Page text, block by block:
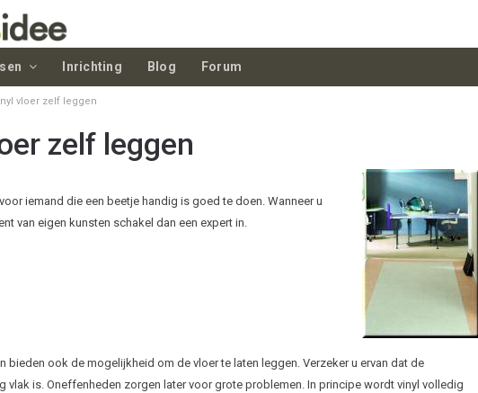
Inrichting Blog Forum
vloer zelf leggen
zelf leggen
iemand die een beetje handig is goed te doen. Wanneer u
van eigen kunsten schakel dan een expert in.
bieden ook de mogelijkheid om de vloer te laten leggen. Verzeker u ervan dat de
vlak is. Oneffenheden zorgen later voor grote problemen. In principe wordt vinyl volledig